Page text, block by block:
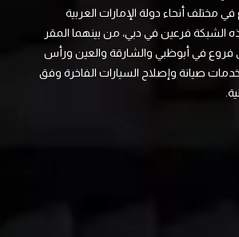
مختلف أنحاء دولة الإمارات العربية
الشبكة فرعين في دبي، من بينهما المقر
فروع في أبوظبي والشارقة والعين ورأس
صيانة وإصلاح السيارات الفاخرة وفق